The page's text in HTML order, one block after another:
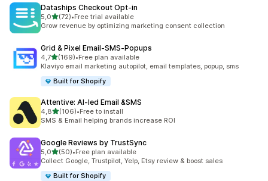
Dataships Checkout Opt‑in
5,0av 5 stjerner
(72)
Totalt 72 omtaler
•Free trial available
Grow revenue by optimizing marketing consent collection
Grid & Pixel Email‑SMS‑Popups
4,7av 5 stjerner
(169)
Totalt 169 omtaler
•Free plan available
Klaviyo email marketing autopilot, email templates, popup, sms
Built for Shopify
Attentive: AI‑led Email &SMS
4,8av 5 stjerner
(106)
Totalt 106 omtaler
•Free to install
SMS & Email helping brands increase ROI
Google Reviews by TrustSync
5,0av 5 stjerner
(50)
Totalt 50 omtaler
•Free plan available
Collect Google, Trustpilot, Yelp, Etsy review & boost sales
Built for Shopify